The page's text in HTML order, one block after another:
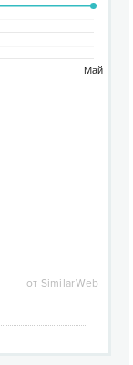
Май
от SimilarWeb